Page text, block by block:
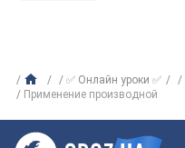
✅ Онлайн уроки ✅
Применение производной